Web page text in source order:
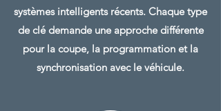
systèmes intelligents récents. Chaque type
de clé demande une approche différente
pour la coupe, la programmation et la
synchronisation avec le véhicule.